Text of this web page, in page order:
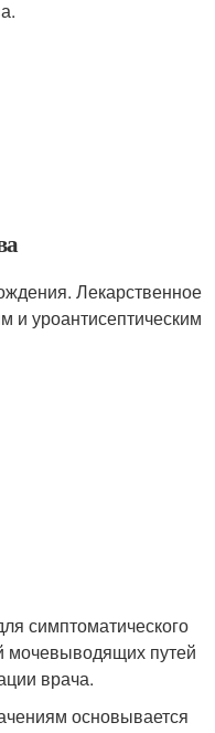
Лекарственное
и уроантисептическим
симптоматического
мочевыводящих путей
врача.
основывается